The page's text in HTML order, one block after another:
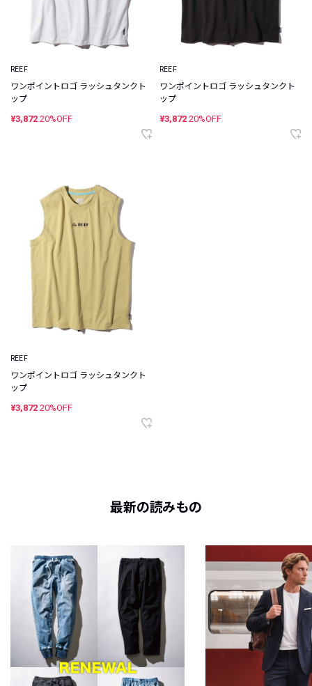
REEF
ワンポイントロゴ ラッシュタンクト
ップ
¥3,872 20%OFF
REEF
ワンポイントロゴ ラッシュタンクト
ップ
¥3,872 20%OFF
REEF
ワンポイントロゴ ラッシュタンクト
ップ
¥3,872 20%OFF
最新の読みもの